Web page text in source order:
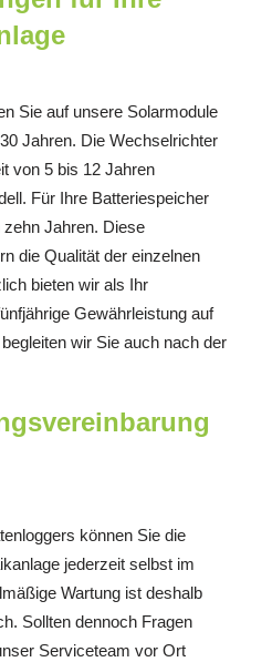
Sie auf unsere Solarmodule
Jahren. Die Wechselrichter
von 5 bis 12 Jahren
Für Ihre Batteriespeicher
Jahren. Diese
die Qualität der einzelnen
bieten wir als Ihr
Gewährleistung auf
wir Sie auch nach der
können Sie die
jederzeit selbst im
Wartung ist deshalb
Sollten dennoch Fragen
Serviceteam vor Ort